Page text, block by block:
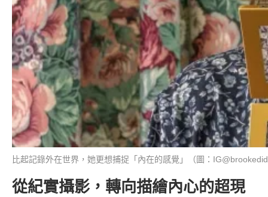
比起記錄外在世界，她更想捕捉「內在的感覺」（圖：
從紀實攝影，轉向描繪內心的超現